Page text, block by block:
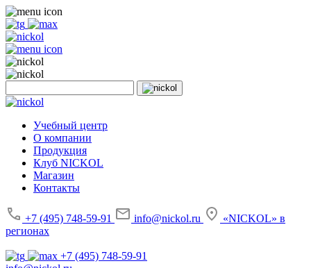
Учебный центр
О компании
Продукция
Клуб NICKOL
Магазин
Контакты
+7 (495) 748-59-91 info@nickol.ru
«NICKOL» в
регионах
+7 (495) 748-59-91